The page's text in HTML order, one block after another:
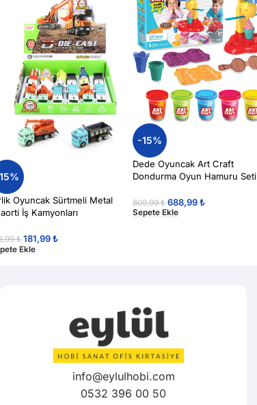
Oyuncak Sürtmeli Metal
İş Kamyonları
₺ 181,99₺
Ekle
-15%
Dede Oyuncak Art Craft
Dondurma Oyun Hamuru Seti
809,99₺ 688,99₺
Sepete Ekle
info@eylulhobi.com
0532 396 00 50